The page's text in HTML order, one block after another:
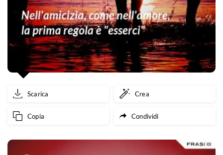
Scarica Crea
Copia Condividi